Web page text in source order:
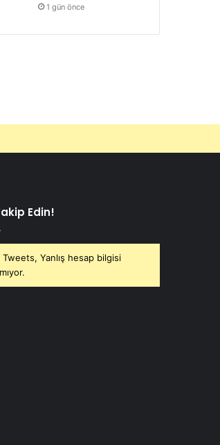
1 gün önce
Edin!
Tweets, Yanlış hesap bilgisi